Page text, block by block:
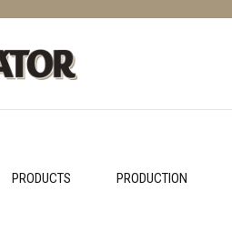
PRODUCTS PRODUCTION